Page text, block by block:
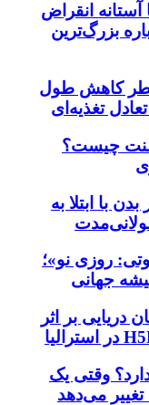
آستانه انقراض
بزرگ‌ترین
کاهش طول
چیست؟
با ابتلا به
روزی نو»؛
دریایی بر اثر
وقتی یک
تغییر می‌دهد